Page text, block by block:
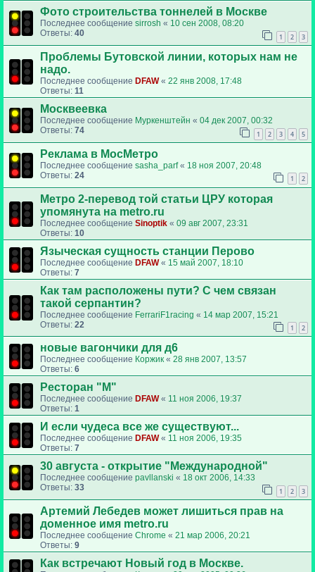
Фото строительства тоннелей в Москве
Последнее сообщение sirrosh « 10 сен 2008, 08:20
Ответы: 40 1 2 3
Проблемы Бутовской линии, которых нам не
надо.
Последнее сообщение DFAW« 22 янв 2008, 17:48
Ответы: 11
Москвеевка
Последнее сообщение Муркенштейн « 04 дек 2007, 00:32
Ответы: 74 1 2 3 4 5
Реклама в МосМетро
Последнее сообщение sasha_parf« 18 ноя 2007, 20:48
Ответы: 24 1 2
Метро 2-перевод той статьи ЦРУ которая
упомянута на metro.ru
Последнее сообщение Sinoptik « 09 авг 2007, 23:31
Ответы: 10
Языческая сущность станции Перово
Последнее сообщение DFAW« 15 май 2007, 18:10
Ответы: 7
Как там расположены пути? С чем связан
такой серпантин?
Последнее сообщение FerrariF1racing « 14 мар 2007, 15:21
Ответы: 22 1 2
новые вагончики для д6
Последнее сообщение Коржик « 28 янв 2007, 13:57
Ответы: 6
Ресторан "М"
Последнее сообщение DFAW« 11 ноя 2006, 19:37
Ответы: 1
И если чудеса все же существуют...
Последнее сообщение DFAW« 11 ноя 2006, 19:35
Ответы: 7
30 августа - открытие "Международной"
Последнее сообщение pavllanski « 18 окт 2006, 14:33
Ответы: 33 1 2 3
Артемий Лебедев может лишиться прав на
доменное имя metro.ru
Последнее сообщение Chrome « 21 мар 2006, 20:21
Ответы: 9
Как встречают Новый год в Москве.